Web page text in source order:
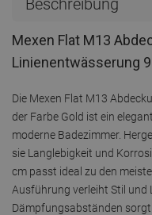
Mexen Flat M13
Linienentwässerung
Die Mexen Flat M13
der Farbe Gold ist ein
moderne Badezimmer.
sie Langlebigkeit und
cm passt ideal zu den
Ausführung verleiht Stil und
Dämpfungsabständen